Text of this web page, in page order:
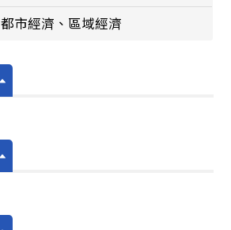
都市經濟、區域經濟